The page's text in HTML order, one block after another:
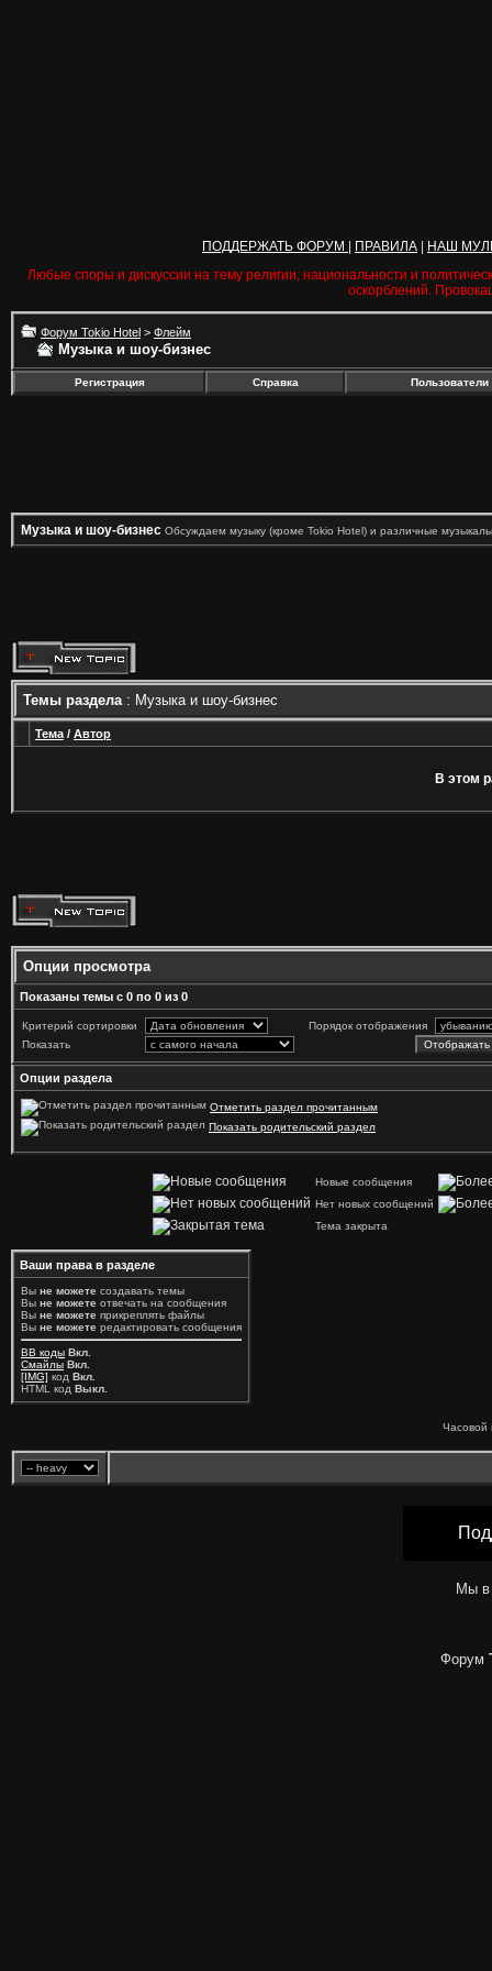
ПОДДЕРЖАТЬ ФОРУМ ПРАВИЛА
НАШ
Любые споры и дискуссии на тему религии, национальности и
оскорблений.
Форум Tokio Hotel > Флейм
Музыка и шоу-бизнес
Регистрация Справка Пользователи
Музыка и шоу-бизнес Обсуждаем музыку (кроме Tokio Hotel) и различные
Темы раздела: Музыка и шоу-бизнес
Тема / Автор
В этом
Опции просмотра
Показаны темы с 0 по 0 из 0
Критерий сортировки
Порядок отображения
Показать
Опции раздела
Отметить раздел прочитанным
Показать родительский раздел
Новые сообщения
Нет новых сообщений
Тема закрыта
Ваши права в разделе
Вы не можете создавать темы
Вы не можете отвечать на сообщения
Вы не можете прикреплять файлы
Вы не можете редактировать сообщения
BB коды Вкл.
Смайлы Вкл.
[IMG] код Вкл.
HTML код Выкл.
Часовой
Мы в
Форум